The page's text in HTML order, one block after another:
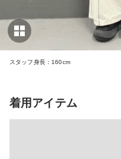
スタッフ身長：160cm
着用アイテム